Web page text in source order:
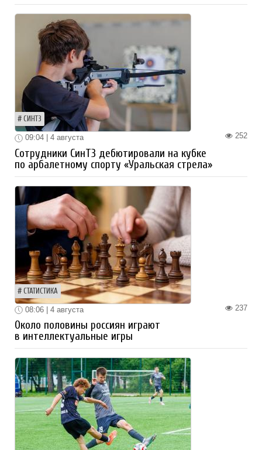
СИНТЗ
252
09:04 | 4 августа
Сотрудники СинТЗ дебютировали на кубке
по арбалетному спорту «Уральская стрела»
СТАТИСТИКА
237
08:06 | 4 августа
Около половины россиян играют
в интеллектуальные игры